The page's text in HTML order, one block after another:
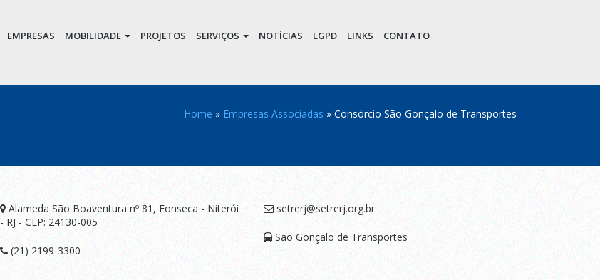
EMPRESAS MOBILIDADE PROJETOS SERVIÇOS NOTÍCIAS LGPD LINKS CONTATO
Home » Empresas Associadas » Consórcio São Gonçalo de Transportes
Alameda São Boaventura nº 81, Fonseca - Niterói
- RJ - CEP: 24130-005
(21) 2199-3300
setrerj@setrerj.org.br
São Gonçalo de Transportes